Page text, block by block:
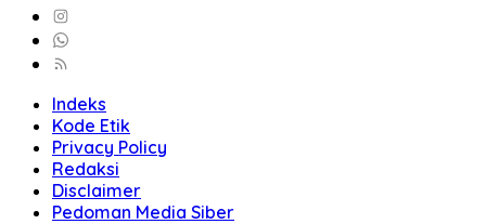
Indeks
Kode Etik
Privacy Policy
Redaksi
Disclaimer
Pedoman Media Siber